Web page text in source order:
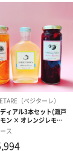
ダンボール装
イトピンク×
ト）（580円）